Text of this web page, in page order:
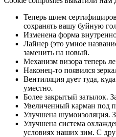
Теперь шлем
сохранять вашу буйную
Изменена форма
Лайнер (это умное
заменить на новый.
Механизм визора теперь
Наконец-то появился
Вентиляция дует туда,
уместно.
Более закрытый затылок.
Увеличенный карман под
Улучшена шумоизоляция.
Улучшена система
условиях наших зим. С